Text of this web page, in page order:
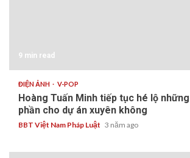
9 min read
ĐIỆN ẢNH V-POP
Hoàng Tuấn Minh tiếp tục hé lộ
phần cho dự án xuyên không
BBT Việt Nam Pháp Luật 3 năm ago